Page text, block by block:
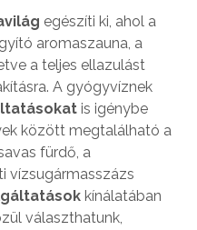
egészíti ki, ahol a
aromaszauna, a
a teljes ellazulást
A gyógyvíznek
is igénybe
között megtalálható a
fürdő, a
vízsugármasszázs
kínálatában
választhatunk,